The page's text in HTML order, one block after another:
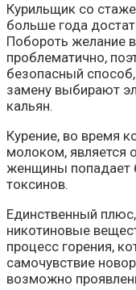
Курильщик со
больше года
Побороть желание
проблематично,
безопасный
замену выбирают
кальян.
Курение, во время
молоком, является
женщины попадает
токсинов.
Единственный
никотиновые
процесс горения,
самочувствие
возможно